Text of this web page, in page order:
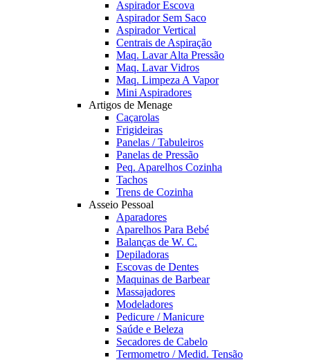
Aspirador Escova
Aspirador Sem Saco
Aspirador Vertical
Centrais de Aspiração
Maq. Lavar Alta Pressão
Maq. Lavar Vidros
Maq. Limpeza A Vapor
Mini Aspiradores
Artigos de Menage
Caçarolas
Frigideiras
Panelas / Tabuleiros
Panelas de Pressão
Peq. Aparelhos Cozinha
Tachos
Trens de Cozinha
Asseio Pessoal
Aparadores
Aparelhos Para Bebé
Balanças de W. C.
Depiladoras
Escovas de Dentes
Maquinas de Barbear
Massajadores
Modeladores
Pedicure / Manicure
Saúde e Beleza
Secadores de Cabelo
Termometro / Medid. Tensão